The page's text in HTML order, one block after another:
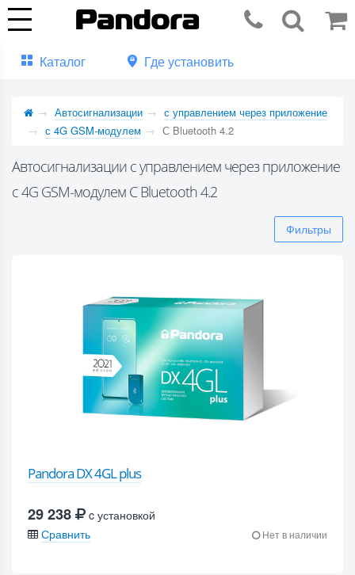
Каталог Где установить
Автосигнализации
с управлением через приложение
с 4G GSM-модулем
С Bluetooth 4.2
Автосигнализации с управлением через приложение
с 4G GSM-модулем С Bluetooth 4.2
Фильтры
Pandora DX 4GL plus
29 238
c установкой
Сравнить
Нет в наличии